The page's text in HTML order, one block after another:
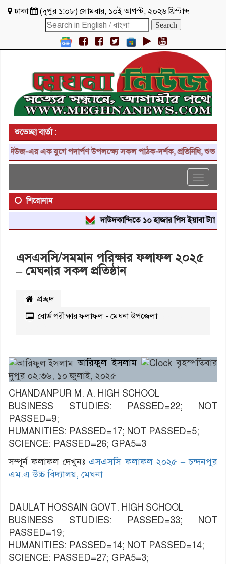
ঢাকা (দুপুর ১:০৮) সোমবার, ১০ই আগস্ট, ২০২৬ খ্রিস্টাব্দ
শুভেচ্ছা বার্তা :
এর এক যুগে পদার্পণ উপলক্ষ্যে সকল পাঠক-দর্শক, প্রতিনিধি,
Toggle
শিরোনাম
দাউদকান্দিতে ১০ হাজার পিস ইয়াবা ট্যাবলেট
এসএসসি/সমমান পরিক্ষার ফলাফল ২০২৫
– মেঘনার সকল প্রতিষ্ঠান
প্রচ্ছদ
বোর্ড পরীক্ষার ফলাফল - মেঘনা উপজেলা
আরিফুল ইসলাম
বৃহস্পতিবার
দুপুর ০২:৩৬, ১০ জুলাই, ২০২৫
CHANDANPUR M. A. HIGH SCHOOL
BUSINESS STUDIES: PASSED=22; NOT
PASSED=9;
HUMANITIES: PASSED=17; NOT PASSED=5;
SCIENCE: PASSED=26; GPA5=3
সম্পূর্ন ফলাফল দেখুনঃএসএসসি ফলাফল ২০২৫ – চন্দনপুর
এম.এ উচ্চ বিদ্যালয়, মেঘনা
DAULAT HOSSAIN GOVT. HIGH SCHOOL
BUSINESS STUDIES: PASSED=33; NOT
PASSED=19;
HUMANITIES: PASSED=14; NOT PASSED=14;
SCIENCE: PASSED=27; GPA5=3;